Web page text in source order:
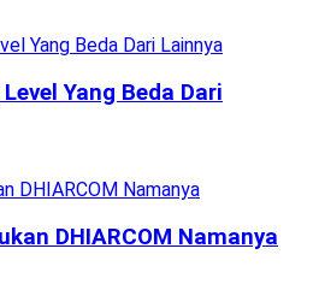
Yang Beda Dari
DHIARCOM Namanya